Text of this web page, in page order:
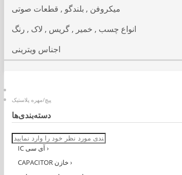
میکروفن , بلندگو , قطعات صوتی
انواع چسب , خمیر , گریس , لاک , رنگ
اجناس ویترینی
پیچ/مهره پلاستیک
دسته‌بندی‌ها
›
›